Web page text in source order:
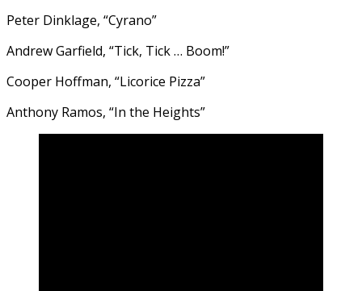
Peter Dinklage, “Cyrano”
Andrew Garfield, “Tick, Tick … Boom!”
Cooper Hoffman, “Licorice Pizza”
Anthony Ramos, “In the Heights”